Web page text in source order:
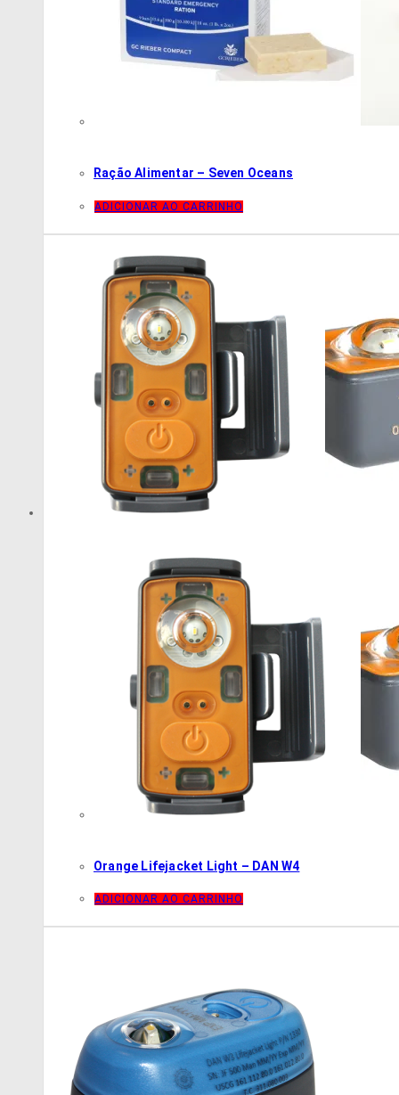
Ração Alimentar – Seven Oceans
ADICIONAR AO CARRINHO
Orange Lifejacket Light – DAN W4
ADICIONAR AO CARRINHO